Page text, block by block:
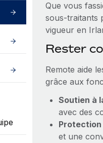
Que vous
sous‑traitants
vigueur en
Rester
Remote aide
grâce aux
Soutien à
avec des
et une